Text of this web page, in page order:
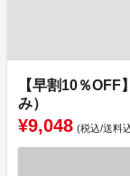
【早割10％
み）
¥9,048 (税込/送料